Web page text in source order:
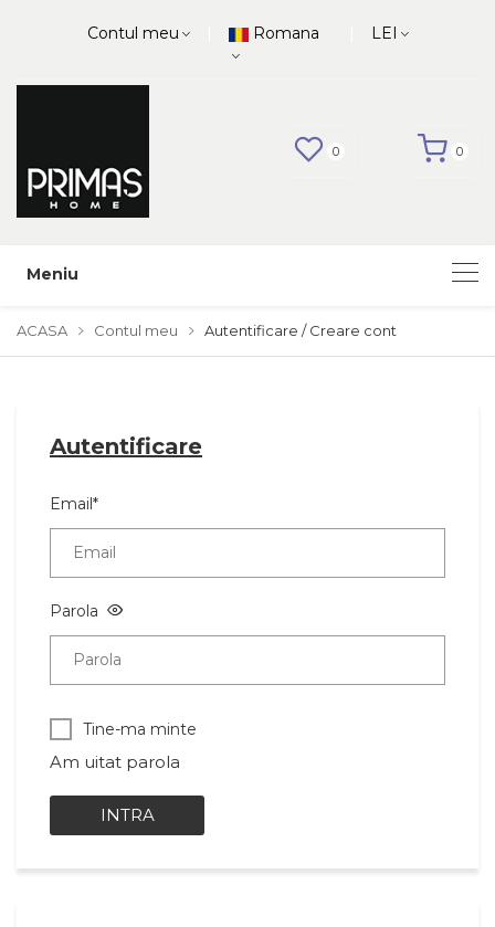
Contul meu Romana LEI
0 0
Meniu
ACASA Contul meu Autentificare / Creare cont
Autentificare
Email*
Parola
Tine-ma minte
Am uitat parola
INTRA